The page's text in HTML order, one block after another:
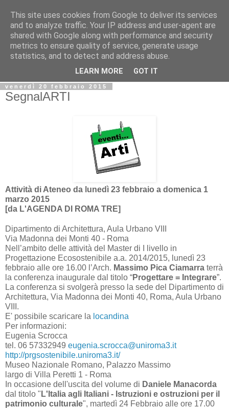
Biblio@rti in
Il Blog della Biblioteca di Area delle arti per condividere
informazioni iniziative incontri
venerdì 20 febbraio 2015
SegnalARTI
Attività di Ateneo da lunedì 23 febbraio a domenica 1
marzo 2015
[da L'AGENDA DI ROMA TRE]
Dipartimento di Architettura, Aula Urbano VIII
Via Madonna dei Monti 40 - Roma
Nell’ambito delle attività del Master di I livello in
Progettazione Ecosostenibile a.a. 2014/2015, lunedì 23
febbraio alle ore 16.00 l’Arch. Massimo Pica Ciamarra terrà
la conferenza inaugurale dal titolo “Progettare = Integrare”.
La conferenza si svolgerà presso la sede del Dipartimento di
Architettura, Via Madonna dei Monti 40, Roma, Aula Urbano
VIII.
E' possibile scaricare la locandina
Per informazioni:
Eugenia Scrocca
tel. 06 57332949 eugenia.scrocca@uniroma3.it
http://prgsostenibile.uniroma3.it/
Museo Nazionale Romano, Palazzo Massimo
largo di Villa Peretti 1 - Roma
In occasione dell'uscita del volume di Daniele Manacorda
dal titolo " L'Italia agli Italiani - Istruzioni e ostruzioni per il
patrimonio culturale", martedì 24 Febbraio alle ore 17.00
This site uses cookies from Google to deliver its services
and to analyze traffic. Your IP address and user-agent are
shared with Google along with performance and security
metrics to ensure quality of service, generate usage
statistics, and to detect and address abuse.
LEARN MORE GOT IT